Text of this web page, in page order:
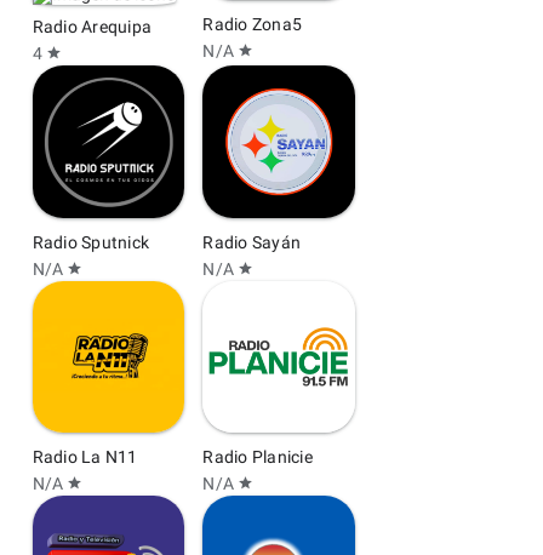
Radio Arequipa
4 star
Radio Zona5
N/A star
Radio Sputnick
N/A star
Radio Sayán
N/A star
Radio La N11
N/A star
Radio Planicie
N/A star